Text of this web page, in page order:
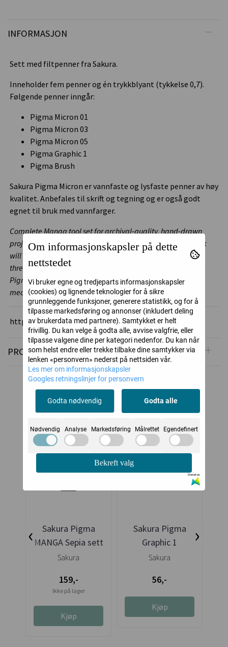
INFORMASJON
Sett med filtpenner fra Sakura.
Inneholder fem penner og én trykkblyant (tykkelse 0,7).
Følgende penner inngår:
Pigma Micron 01
Pigma Micron 03
Pigma Micron 05
Pigma Graphic 1
Pigma Brush
Sakura Pigma Micron er vannfaste og lysfaste penner av høy
kvalitet. Anbefales til skrift og tegning og er også godt
egnet til bruk med vannfarger.
Complete Manga tool set for archival-quality, hand-drawn
projects for Manga enthusiasts! The black Sakura PIGMA ink
will not bleed through paper and is lightfast. Set includes:
three Pigma Micron fine liners in different thicknesses, the
Pigma Brush, the Pigma Graphic 1 and the Sakura 0,7 mm
mechanical pencil.
https://www.craypas.com/global/
PRODUSENT
Alternative produkter
Sakura Pigma
MANGA Sepia sett
Sakura
159,-
Ikke på lager
Kjøp
Sakura Pigma
Graphic 1
Sakura
56,-
Kjøp
‹ ›
Om informasjonskapsler på dette
nettstedet
Vi bruker egne og tredjeparts informasjonskapsler
(cookies) og lignende teknologier for å sikre
grunnleggende funksjoner, generere statistikk, og for å
tilpasse markedsføring og annonser (inkludert deling
av brukerdata med partnere). Samtykket er helt
frivillig. Du kan velge å godta alle, avvise valgfrie, eller
tilpasse valgene dine per kategori nedenfor. Du kan når
som helst endre eller trekke tilbake dine samtykker via
lenken «personvern» nederst på nettsiden vår.
Les mer om informasjonskapsler
Googles retningslinjer for personvern
Godta nødvendig Godta alle
Nødvendig Analyse Markedsføring Målrettet Egendefinert
Bekreft valg
Drevet av